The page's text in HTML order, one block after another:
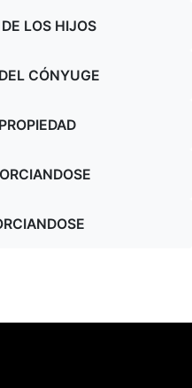
LOS HIJOS
CÓNYUGE